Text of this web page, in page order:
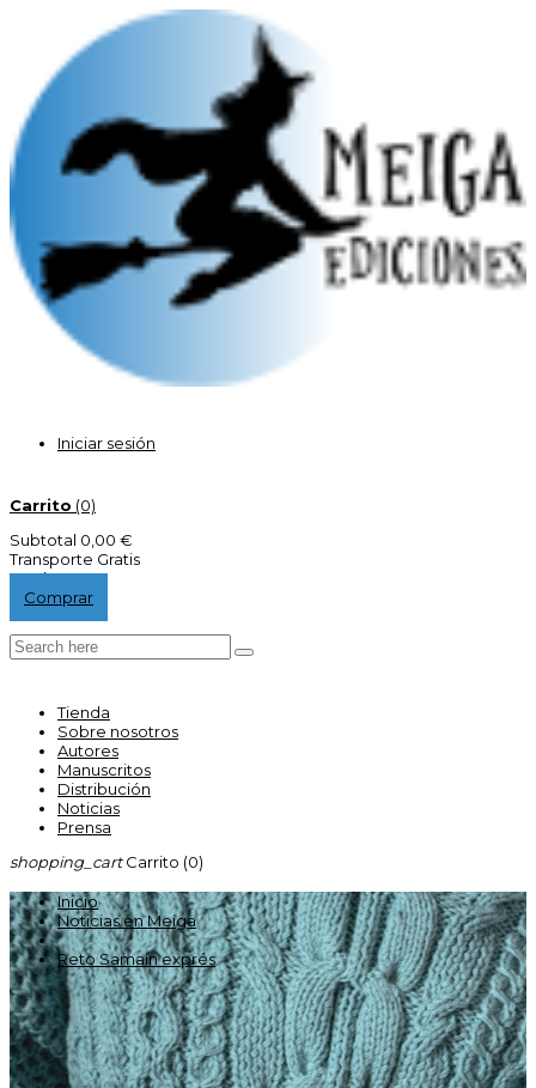
Iniciar sesión
Carrito (0)
Subtotal 0,00 €
Transporte Gratis
Total0,00 €
Comprar
Tienda
Sobre nosotros
Autores
Manuscritos
Distribución
Noticias
Prensa
shopping_cart Carrito (0)
Inicio
Noticias en Meiga
Reto Samaín exprés